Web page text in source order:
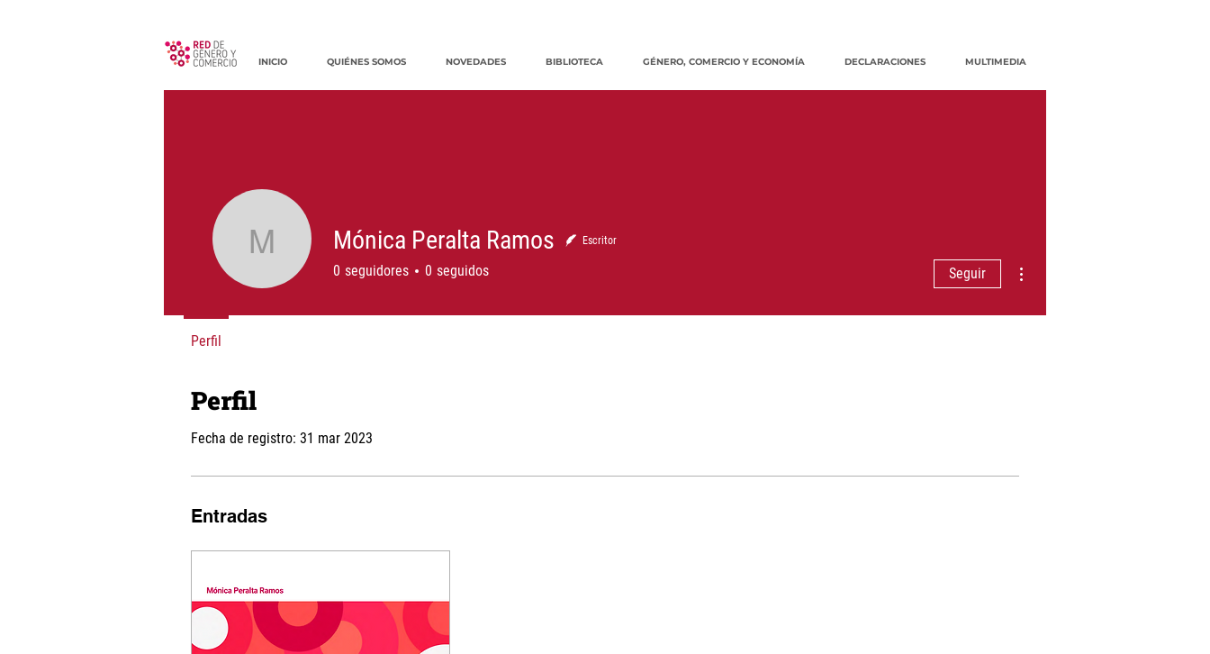
INICIO QUIÉNES SOMOS NOVEDADES BIBLIOTECA GÉNERO, COMERCIO Y ECONOMÍA DECLARACIONES MULTIMEDIA
Perfil
Fecha de registro: 31 mar 2023
Entradas
Mónica Peralta Ramos
Mónica Peralta Ramos Escritor
0 seguidores 0 seguidos Seguir
Perfil